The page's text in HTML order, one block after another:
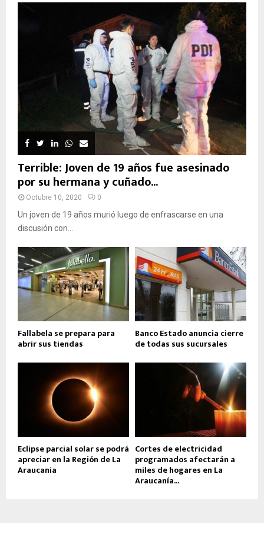
Terrible: Joven de 19 años fue asesinado
por su hermana y cuñado...
Octubre 10, 2020 0
Un joven de 19 años murió luego de enfrascarse en una
discusión con...
Fallabela se prepara para
abrir sus tiendas
Banco Estado anuncia cierre
de todas sus sucursales
Eclipse parcial solar se podrá
apreciar en la Región de La
Araucania
Cortes de electricidad
programados afectarán a
miles de hogares en La
Araucanía...